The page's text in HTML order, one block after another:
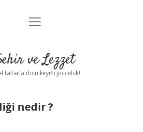
Anasayfa
Yasal Uyarı
menüyü
ve Lezzet
tatlarla dolu keyifli yolculuk!
nedir ?